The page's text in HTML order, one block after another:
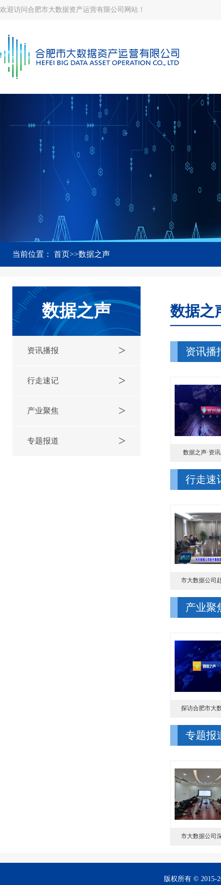
欢迎访问合肥市大数据资产运营有限公司网站！
当前位置： 首页>>数据之声
数据之声
资讯播报 >
行走速记 >
产业聚焦 >
专题报道 >
数据之
资讯播
数据之声·资
行走速
市大数据公司
产业聚
探访合肥市大
专题报
市大数据公司
版权所有 © 2015-